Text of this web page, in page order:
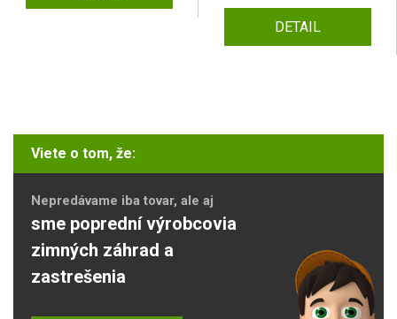
DETAIL
Viete o tom, že:
Nepredávame iba tovar, ale aj
sme poprední výrobcovia
zimných záhrad a
zastrešenia